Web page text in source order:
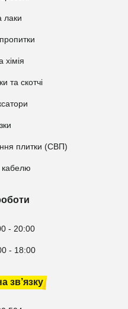
лаки
хімія
та скотчі
плитки (СВП)
кабелю
- 20:00
- 18:00
зв’язку